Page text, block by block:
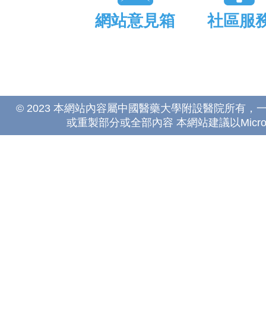
網站意見箱 社區服
© 2023 本網站內容屬中國醫藥大學附設醫院所有，
或重製部分或全部內容 本網站建議以